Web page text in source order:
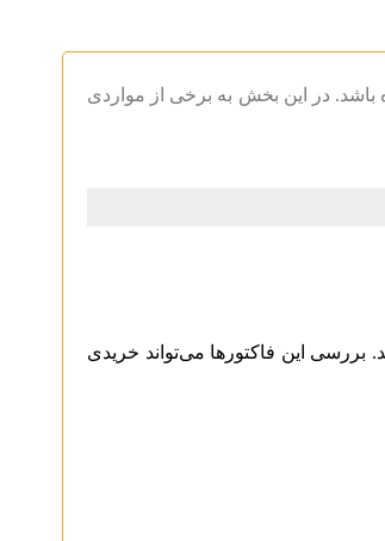
باشد. در این بخش به برخی از مواردی
بررسی این فاکتور‌ها می‌تواند خریدی